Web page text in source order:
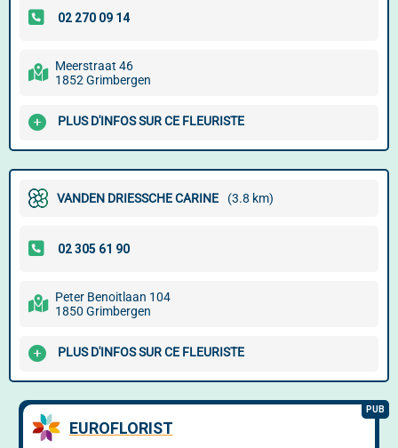
Meerstraat 46
1852 Grimbergen
PLUS D'INFOS SUR CE FLEURISTE
VANDEN DRIESSCHE CARINE (3.8 km)
Peter Benoitlaan 104
1850 Grimbergen
PLUS D'INFOS SUR CE FLEURISTE